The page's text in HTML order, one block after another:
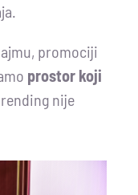
promociji
prostor koji
nije